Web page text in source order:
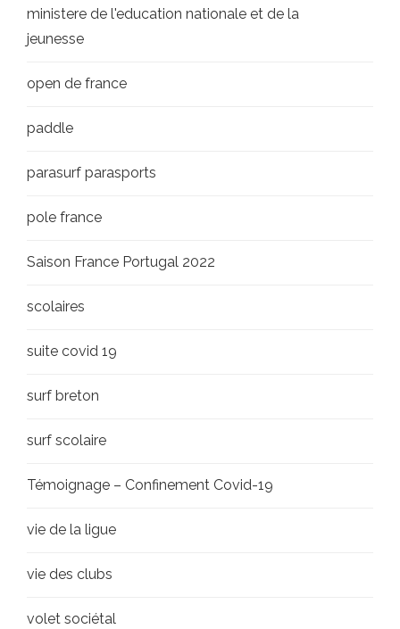
ministere de l'education nationale et de la
jeunesse
open de france
paddle
parasurf parasports
pole france
Saison France Portugal 2022
scolaires
suite covid 19
surf breton
surf scolaire
Témoignage – Confinement Covid-19
vie de la ligue
vie des clubs
volet sociétal